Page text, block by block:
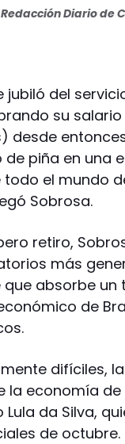
Redacción Diario de
jubiló del
su
desde
piña en una
todo el mundo
Sobrosa.
retiro,
más
absorbe
de
difíciles,
la economía
Lula da Silva,
de octubre.